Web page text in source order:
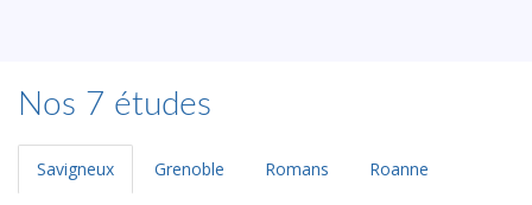
Nos 7 études
Savigneux Grenoble Romans Roanne